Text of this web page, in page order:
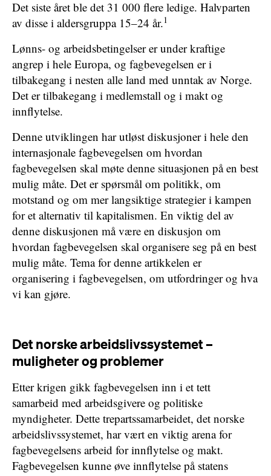
Det siste året ble det 31 000 flere ledige. Halvparten
av disse i aldersgruppa 15–24 år.1
Lønns- og arbeidsbetingelser er under kraftige
angrep i hele Europa, og fagbevegelsen er i
tilbakegang i nesten alle land med unntak av Norge.
Det er tilbakegang i medlemstall og i makt og
innflytelse.
Denne utviklingen har utløst diskusjoner i hele den
internasjonale fagbevegelsen om hvordan
fagbevegelsen skal møte denne situasjonen på en best
mulig måte. Det er spørsmål om politikk, om
motstand og om mer langsiktige strategier i kampen
for et alternativ til kapitalismen. En viktig del av
denne diskusjonen må være en diskusjon om
hvordan fagbevegelsen skal organisere seg på en best
mulig måte. Tema for denne artikkelen er
organisering i fagbevegelsen, om utfordringer og hva
vi kan gjøre.
Det norske arbeidslivssystemet –
muligheter og problemer
Etter krigen gikk fagbevegelsen inn i et tett
samarbeid med arbeidsgivere og politiske
myndigheter. Dette trepartssamarbeidet, det norske
arbeidslivssystemet, har vært en viktig arena for
fagbevegelsens arbeid for innflytelse og makt.
Fagbevegelsen kunne øve innflytelse på statens